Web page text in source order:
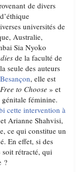
de divers
universités de
Australie,
Sia Nyoko
de la faculté de
seule des auteurs
, elle est
to Choose » et
féminine.
cette intervention à
Arianne Shahvisi,
ce qui constitue un
En effet, si des
soit rétracté, qui
?